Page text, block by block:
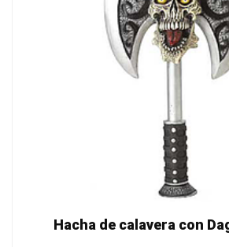
Hacha de calavera con